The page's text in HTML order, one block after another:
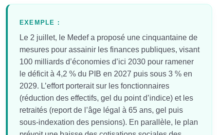
EXEMPLE :
Le 2 juillet, le Medef a proposé une cinquantaine de
mesures pour assainir les finances publiques, visant
100 milliards d’économies d’ici 2030 pour ramener
le déficit à 4,2 % du PIB en 2027 puis sous 3 % en
2029. L’effort porterait sur les fonctionnaires
(réduction des effectifs, gel du point d’indice) et les
retraités (report de l’âge légal à 65 ans, gel puis
sous-indexation des pensions). En parallèle, le plan